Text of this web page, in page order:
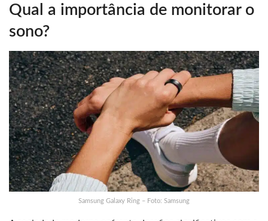
Qual a importância de monitorar o
sono?
Samsung Galaxy Ring – Foto: Samsung